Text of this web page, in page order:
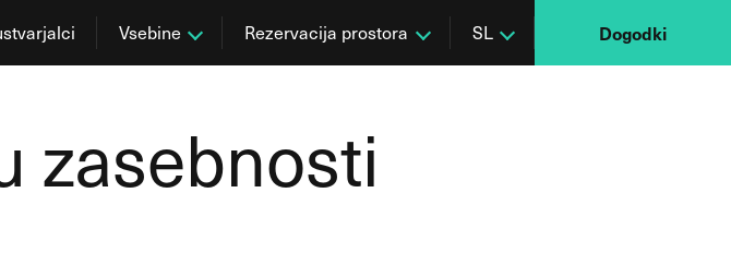
Vsebine Rezervacija prostora SL Dogodki
zasebnosti